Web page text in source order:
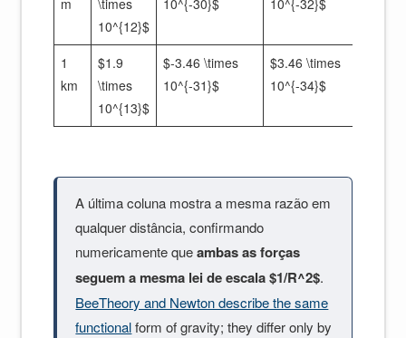
m
\times
10^{12}$
10^{-30}$
10^{-32}$
1
km
$1.9
\times
10^{13}$
$-3.46 \times
10^{-31}$
$3.46 \times
10^{-34}$
A última coluna mostra a mesma razão em
qualquer distância, confirmando
numericamente queambas as forças
seguem a mesma lei de escala $1/R^2$.
BeeTheory and Newton describe the same
functionalform of gravity; they differ only by